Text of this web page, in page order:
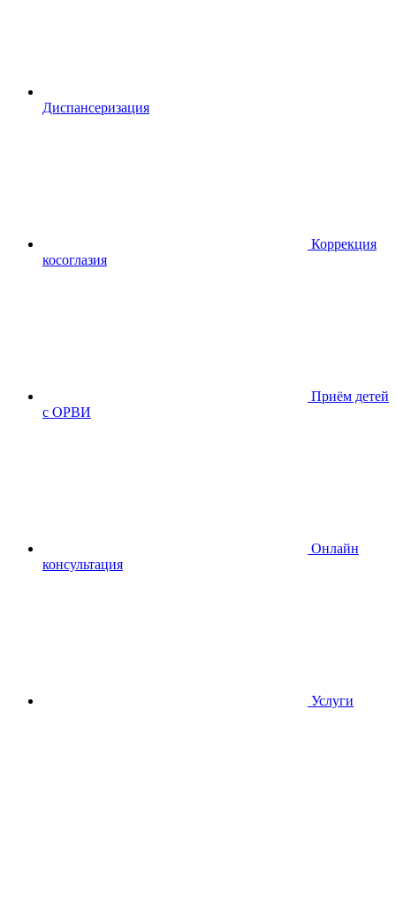
Диспансеризация
Коррекция
косоглазия
Приём детей
с ОРВИ
Онлайн
консультация
Услуги